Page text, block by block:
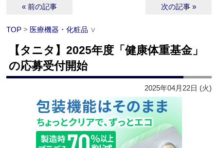
« 前の記事 次の記事 »
TOP > 医療機器・化粧品 ∨
【タニタ】2025年度「健康体重基金」
の応募受付開始
2025年04月22日 (火)